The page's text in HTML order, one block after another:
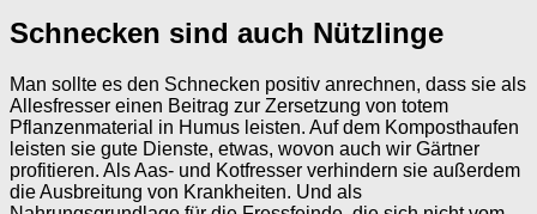
Schnecken sind auch Nützlinge
Man sollte es den Schnecken positiv anrechnen, dass sie als
Allesfresser einen Beitrag zur Zersetzung von totem
Pflanzenmaterial in Humus leisten. Auf dem Komposthaufen
leisten sie gute Dienste, etwas, wovon auch wir Gärtner
profitieren. Als Aas- und Kotfresser verhindern sie außerdem
die Ausbreitung von Krankheiten. Und als